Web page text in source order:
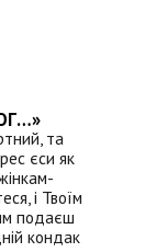
та
єси як
і Твоїм
подаєш
кондак